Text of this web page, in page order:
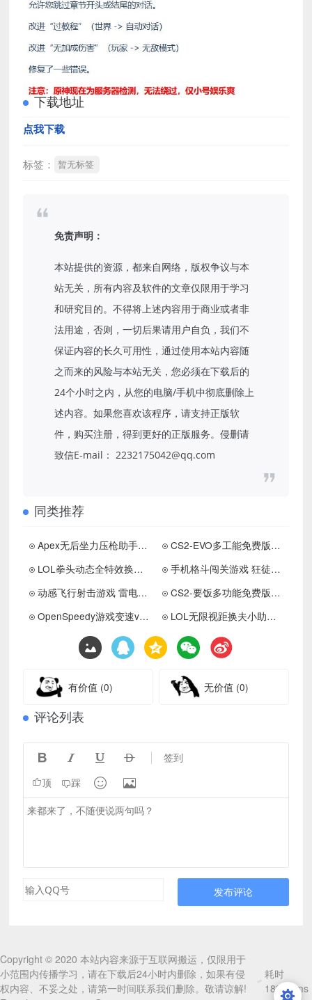
下载地址
点我下载
标签： 暂无标签
免责声明：
本站提供的资源，都来自网络，版权争议与本
站无关，所有内容及软件的文章仅限用于学习
和研究目的。不得将上述内容用于商业或者非
法用途，否则，一切后果请用户自负，我们不
保证内容的长久可用性，通过使用本站内容随
之而来的风险与本站无关，您必须在下载后的
24个小时之内，从您的电脑/手机中彻底删除上
述内容。如果您喜欢该程序，请支持正版软
件，购买注册，得到更好的正版服务。侵删请
致信E-mail： 2232175042@qq.com
同类推荐
Apex无后坐力压枪助手下载
CS2-EVO多工能免费版助手v3.4下载 更新置顶
LOL拳头动态全特效换肤V25.19下载 更新置顶
手机格斗闯关游戏 狂徒巷战
动感飞行射击游戏 雷电出击
CS2-要饭多功能免费版助手下载
OpenSpeedy游戏变速v1.7.6绿色版
LOL无限视距换夫小助手15.7.1国服版下载 更新置顶
有价值 (0) 无价值 (0)
评论列表
    签到
顶 踩  
发布评论
Copyright © 2020 本站内容来源于互联网搬运，仅限用于
小范围内传播学习，请在下载后24小时内删除，如果有侵
权内容、不妥之处，请第一时间联系我们删除。敬请谅解!
耗时
188.92ms